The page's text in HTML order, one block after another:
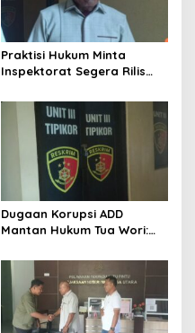
Praktisi Hukum Minta
Inspektorat Segera Rilis
Wori 2025
Dugaan Korupsi ADD
Mantan Hukum Tua Wori:
Hasil Audit Inspektorat